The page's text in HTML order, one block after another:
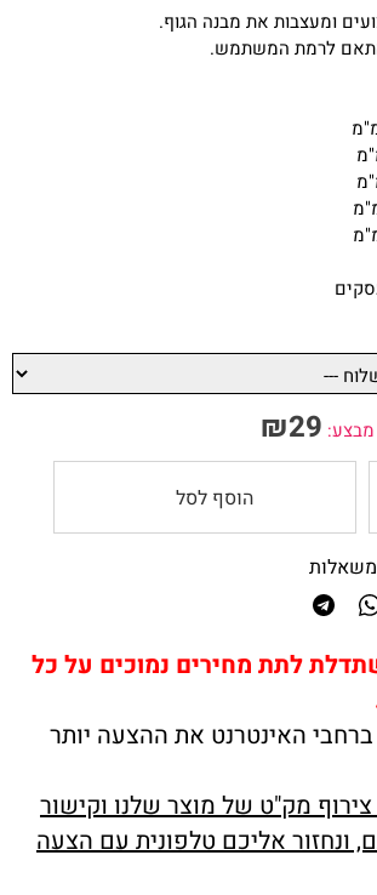
ומעצבות את מבנה הגוף.
לרמת המשתמש.
₪29
הוסף לסל
לתת מחירים נמוכים על כל
האינטרנט את ההצעה יותר
מק"ט של מוצר שלנו וקישור
אליכם טלפונית עם הצעה